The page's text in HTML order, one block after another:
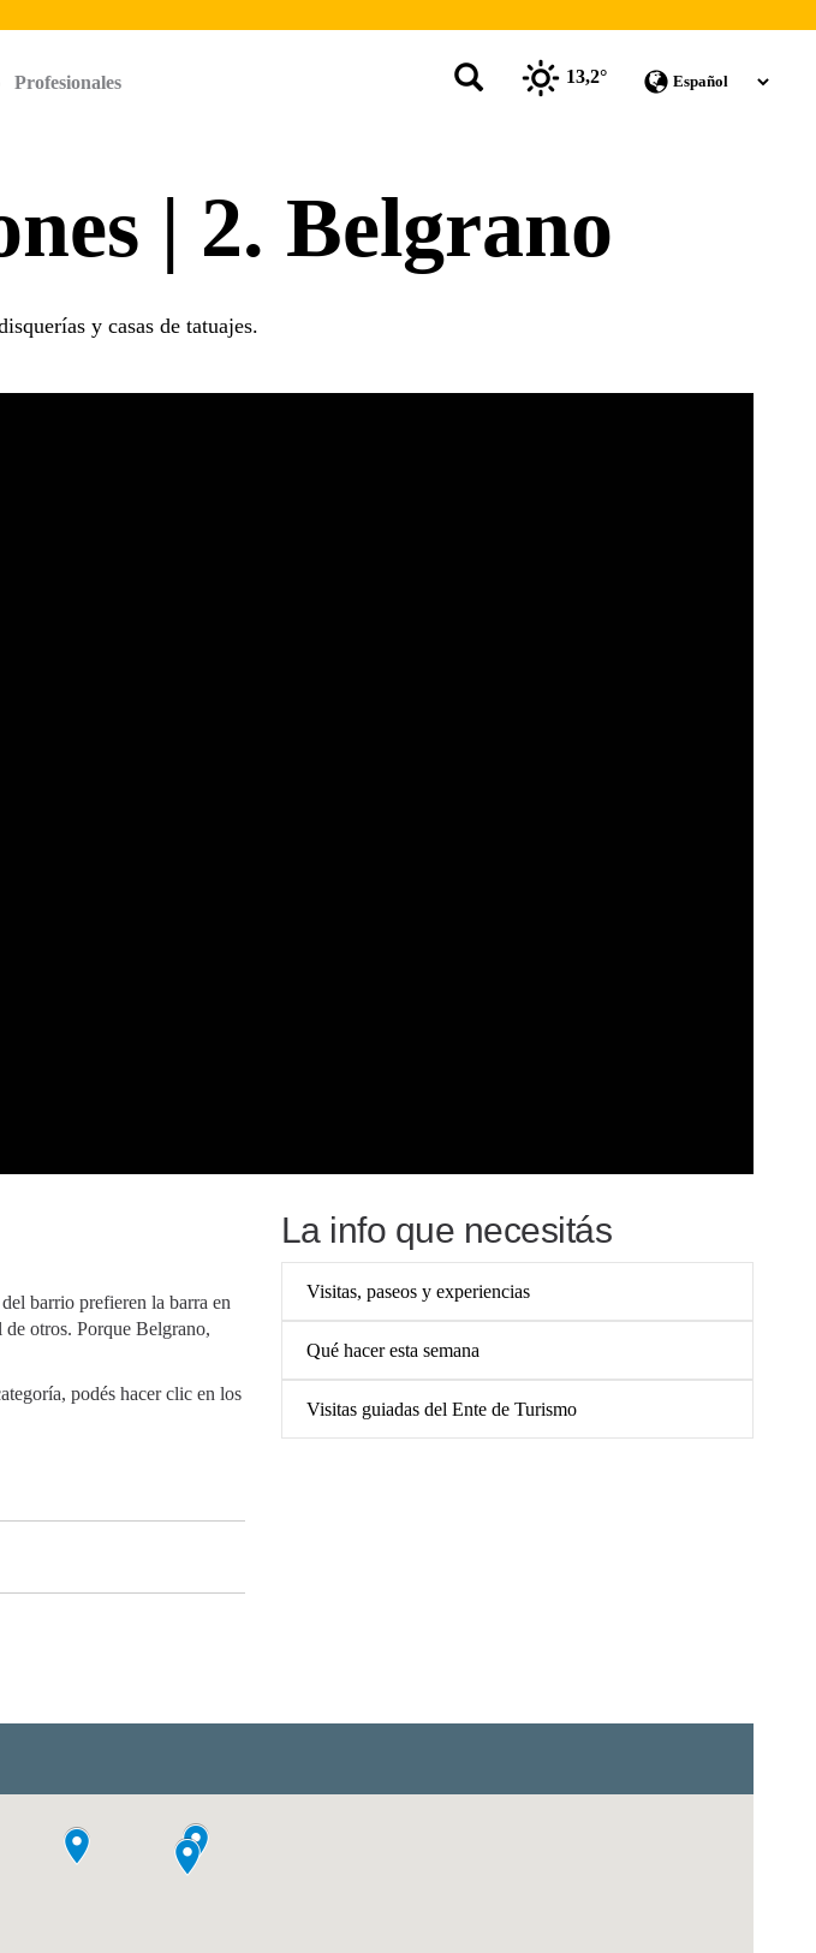
Profesionales 13,2°
| 2. Belgrano
y casas de tatuajes.
barrio prefieren la barra en
otros. Porque Belgrano,
podés hacer clic en los
La info que necesitás
Visitas, paseos y experiencias
Qué hacer esta semana
Visitas guiadas del Ente de Turismo